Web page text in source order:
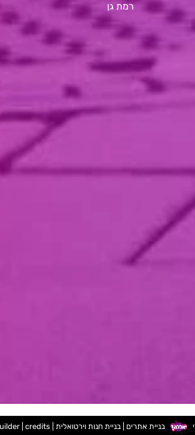
רמת גן
בניית אתרים |בניית חנות וירטואלית | credits